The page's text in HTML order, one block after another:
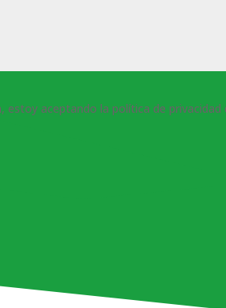
estoy aceptando la política de privacidad